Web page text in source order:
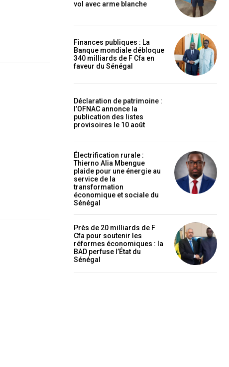
vol avec arme blanche
Finances publiques : La
Banque mondiale débloque
340 milliards de F Cfa en
faveur du Sénégal
Déclaration de patrimoine :
l’OFNAC annonce la
publication des listes
provisoires le 10 août
Électrification rurale :
Thierno Alia Mbengue
plaide pour une énergie au
service de la
transformation
économique et sociale du
Sénégal
Près de 20 milliards de F
Cfa pour soutenir les
réformes économiques : la
BAD perfuse l’État du
Sénégal